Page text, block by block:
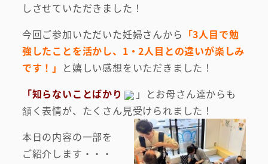
しさせていただきました！
今回ご参加いただいた妊婦さんから 「3人目で勉
強したことを活かし、1・2人目との違いが楽しみ
です！」 と嬉しい感想をいただきました！
「知らないことばかり
」とお母さん達からも
頷く表情が、たくさん見受けられました！
本日の内容の一部を
ご紹介します・・・